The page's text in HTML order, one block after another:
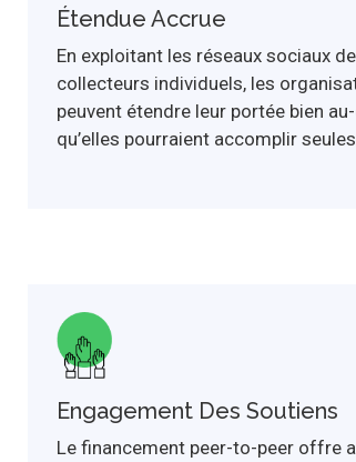
Étendue Accrue
En exploitant les réseaux sociaux
collecteurs individuels, les
peuvent étendre leur portée bien
qu’elles pourraient accomplir
Engagement Des Soutiens
Le financement peer-to-peer offre